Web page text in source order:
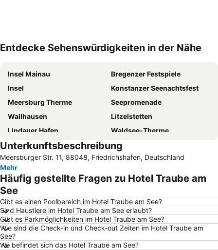
Entdecke Sehenswürdigkeiten in der Nähe
Insel Mainau
Bregenzer Festspiele
Insel
Konstanzer Seenachtsfest
Meersburg Therme
Seepromenade
Wallhausen
Litzelstetten
Lindauer Hafen
Waldsee-Therme
Uferpromenade Unteruhldingen
Federsee
Affenberg Salem
Dingelsdorf
Imbergbahn Steibis
Schwaben-Therme
Schloss Salem
Bahnhof Friedrichshafen Stadt
Bodensee-Therme Konstanz
Dettingen
Southside Festival
Hafen von Friedrichshafen
Meersburg
Reutin
Bodenseeumrundung
Unterkunftsbeschreibung
Meersburger Str. 11, 88048, Friedrichshafen, Deutschland
Mehr
Häufig gestellte Fragen zu Hotel Traube am
See
Gibt es einen Poolbereich im Hotel Traube am See?
Sind Haustiere im Hotel Traube am See erlaubt?
Gibt es Parkmöglichkeiten im Hotel Traube am See?
Wie sind die Check-in und Check-out Zeiten im Hotel Traube am
See?
Wo befindet sich das Hotel Traube am See?